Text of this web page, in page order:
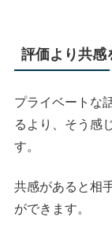
評価より共感
プライベートな
るより、そう感
す。
共感があると相
ができます。